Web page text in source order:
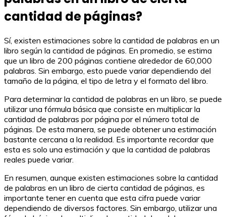
cantidad de páginas?
Sí, existen estimaciones sobre la cantidad de palabras en un
libro según la cantidad de páginas. En promedio, se estima
que un libro de 200 páginas contiene alrededor de 60,000
palabras. Sin embargo, esto puede variar dependiendo del
tamaño de la página, el tipo de letra y el formato del libro.
Para determinar la cantidad de palabras en un libro, se puede
utilizar una fórmula básica que consiste en multiplicar la
cantidad de palabras por página por el número total de
páginas. De esta manera, se puede obtener una estimación
bastante cercana a la realidad. Es importante recordar que
esta es solo una estimación y que la cantidad de palabras
reales puede variar.
En resumen, aunque existen estimaciones sobre la cantidad
de palabras en un libro de cierta cantidad de páginas, es
importante tener en cuenta que esta cifra puede variar
dependiendo de diversos factores. Sin embargo, utilizar una